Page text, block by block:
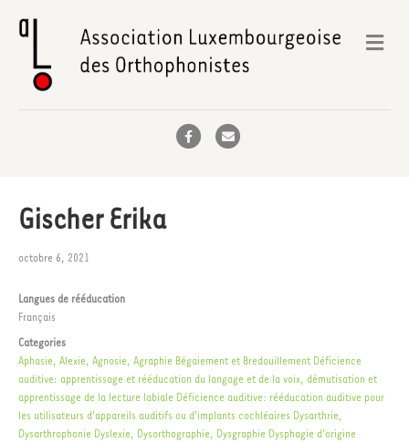
FacebookEmail
Gischer Erika
octobre 6, 2021
Langues de rééducation
Français
Categories
Aphasie, Alexie, Agnosie, Agraphie Bégaiement et Bredouillement Déficience
auditive: apprentissage et rééducation du langage et de la voix, démutisation et
apprentissage de la lecture labiale Déficience auditive: rééducation auditive pour
les utilisateurs d'appareils auditifs ou d'implants cochléaires Dysarthrie,
Dysarthrophonie Dyslexie, Dysorthographie, Dysgraphie Dysphagie d'origine